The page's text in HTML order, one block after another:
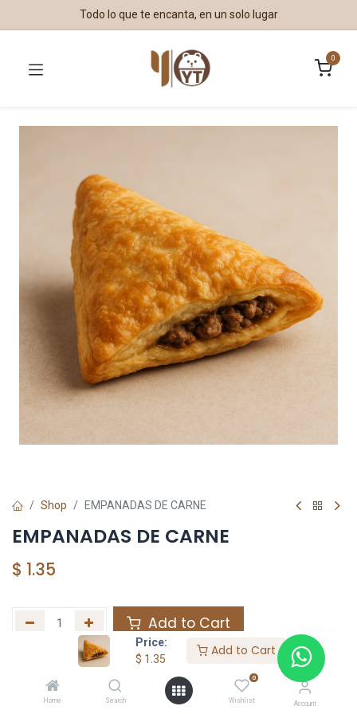
Price:
$ 1.35
Add to Cart
Home Search
0
Wishlist Account
Todo lo que te encanta, en un solo lugar
0
Shop EMPANADAS DE CARNE
EMPANADAS DE CARNE
$ 1.35
Add to Cart
Agregar a la lista de deseos
Share :